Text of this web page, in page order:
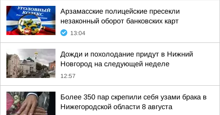
Арзамасские полицейские пресекли
незаконный оборот банковских карт
13:04
Дожди и похолодание придут в Нижний
Новгород на следующей неделе
12:57
Более 350 пар скрепили себя узами брака в
Нижегородской области 8 августа